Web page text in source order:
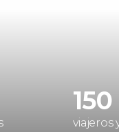
150
viajeros